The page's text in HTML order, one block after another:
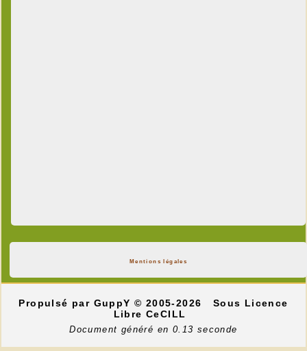
Mentions légales
Propulsé par GuppY© 2005-2026
Sous Licence
Libre CeCILL
Document généré en 0.13 seconde